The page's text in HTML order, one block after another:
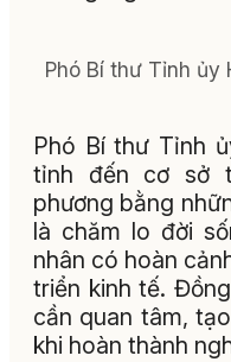
Phó Bí thư Tỉnh ủy
Phó Bí thư Tỉnh
tỉnh đến cơ sở
phương bằng
là chăm lo đời
nhân có hoàn
triển kinh tế.
cần quan tâm,
khi hoàn thành